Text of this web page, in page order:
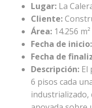
Lugar: La
Cliente:
Área: 14.256 m²
Fecha de inicio:
Fecha de
Descripción: El
6 pisos cada
industrializado,